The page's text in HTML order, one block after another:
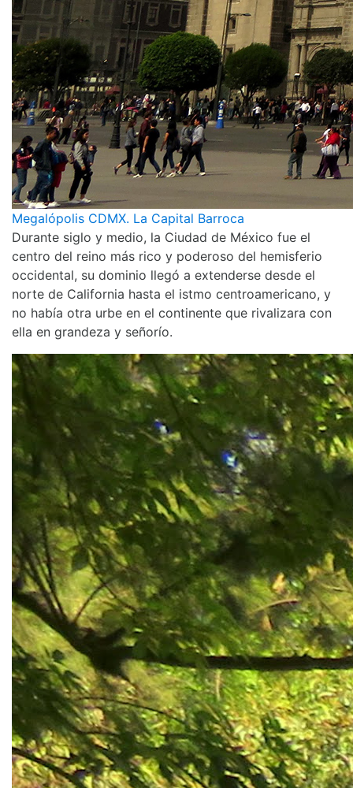
Megalópolis CDMX. La Capital Barroca
Durante siglo y medio, la Ciudad de México fue el
centro del reino más rico y poderoso del hemisferio
occidental, su dominio llegó a extenderse desde el
norte de California hasta el istmo centroamericano, y
no había otra urbe en el continente que rivalizara con
ella en grandeza y señorío.